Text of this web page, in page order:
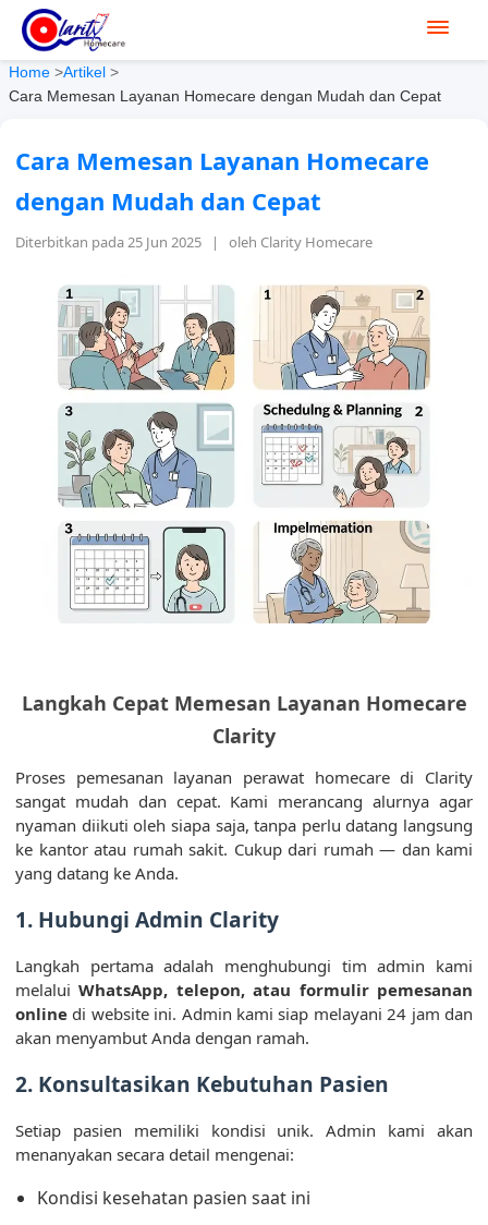
Home >Artikel >
Cara Memesan Layanan Homecare dengan Mudah dan Cepat
Cara Memesan Layanan Homecare
dengan Mudah dan Cepat
Diterbitkan pada 25 Jun 2025 | oleh Clarity Homecare
Langkah Cepat Memesan Layanan Homecare
Clarity
Proses pemesanan layanan perawat homecare di Clarity
sangat mudah dan cepat. Kami merancang alurnya agar
nyaman diikuti oleh siapa saja, tanpa perlu datang langsung
ke kantor atau rumah sakit. Cukup dari rumah — dan kami
yang datang ke Anda.
1. Hubungi Admin Clarity
Langkah pertama adalah menghubungi tim admin kami
melaluiWhatsApp, telepon, atau formulir pemesanan
online di website ini. Admin kami siap melayani 24 jam dan
akan menyambut Anda dengan ramah.
2. Konsultasikan Kebutuhan Pasien
Setiap pasien memiliki kondisi unik. Admin kami akan
menanyakan secara detail mengenai:
Kondisi kesehatan pasien saat ini